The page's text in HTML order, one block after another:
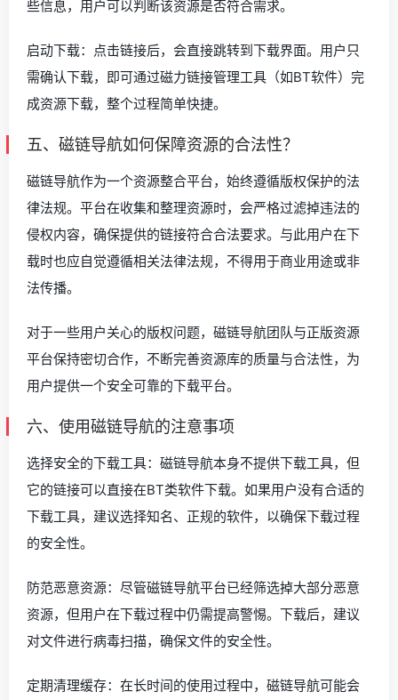
些信息，用户可以判断该资源是否符合需求。
启动下载：点击链接后，会直接跳转到下载界面。用户只
需确认下载，即可通过磁力链接管理工具（如BT软件）完
成资源下载，整个过程简单快捷。
五、磁链导航如何保障资源的合法性？
磁链导航作为一个资源整合平台，始终遵循版权保护的法
律法规。平台在收集和整理资源时，会严格过滤掉违法的
侵权内容，确保提供的链接符合合法要求。与此用户在下
载时也应自觉遵循相关法律法规，不得用于商业用途或非
法传播。
对于一些用户关心的版权问题，磁链导航团队与正版资源
平台保持密切合作，不断完善资源库的质量与合法性，为
用户提供一个安全可靠的下载平台。
六、使用磁链导航的注意事项
选择安全的下载工具：磁链导航本身不提供下载工具，但
它的链接可以直接在BT类软件下载。如果用户没有合适的
下载工具，建议选择知名、正规的软件，以确保下载过程
的安全性。
防范恶意资源：尽管磁链导航平台已经筛选掉大部分恶意
资源，但用户在下载过程中仍需提高警惕。下载后，建议
对文件进行病毒扫描，确保文件的安全性。
定期清理缓存：在长时间的使用过程中，磁链导航可能会